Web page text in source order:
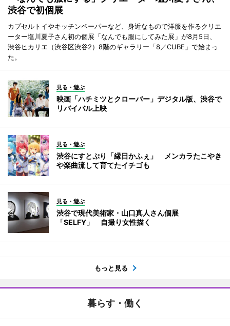
渋谷で初個展
カプセルトイやキッチンペーパーなど、身近なもので洋服を作るクリエ
ーター塩川夏子さん初の個展「なんでも服にしてみた展」が8月5日、
渋谷ヒカリエ（渋谷区渋谷2）8階のギャラリー「8／CUBE」で始まっ
た。
見る・遊ぶ
映画「ハチミツとクローバー」デジタル版、渋谷で
リバイバル上映
見る・遊ぶ
渋谷にすとぷり「縁日かふぇ」 メンカラたこやき
や楽曲流して育てたイチゴも
見る・遊ぶ
渋谷で現代美術家・山口真人さん個展
「SELFY」 自撮り女性描く
もっと見る
暮らす・働く